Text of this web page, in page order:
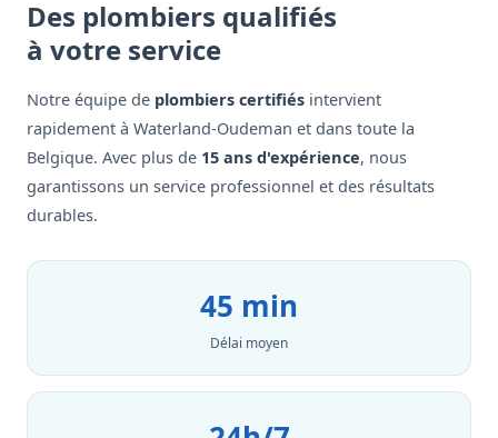
Des plombiers qualifiés
à votre service
Notre équipe de plombiers certifiés intervient
rapidement à Waterland-Oudeman et dans toute la
Belgique. Avec plus de 15 ans d'expérience, nous
garantissons un service professionnel et des résultats
durables.
45 min
Délai moyen